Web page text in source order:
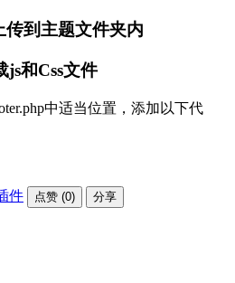
传到主题文件夹内
js和Css文件
中适当位置，添加以下代
件 点赞 (0) 分享